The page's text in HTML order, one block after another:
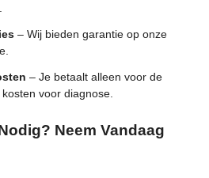
– Wij bieden garantie op onze
– Je betaalt alleen voor de
voor diagnose.
Neem Vandaag